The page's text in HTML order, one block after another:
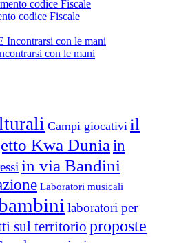
codice Fiscale
con le mani
Campi giocativi il
Kwa Duniain
in via Bandini
Laboratori musicali
laboratori per
sul territorio proposte